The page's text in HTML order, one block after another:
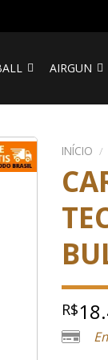
AIRGUN
INÍCIO /
R$